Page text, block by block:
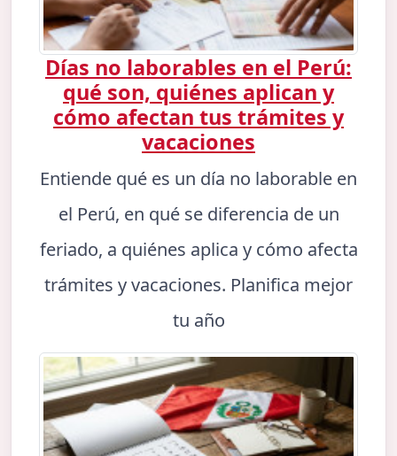
Días no laborables en el Perú:
qué son, quiénes aplican y
cómo afectan tus trámites y
vacaciones
Entiende qué es un día no laborable en
el Perú, en qué se diferencia de un
feriado, a quiénes aplica y cómo afecta
trámites y vacaciones. Planifica mejor
tu año